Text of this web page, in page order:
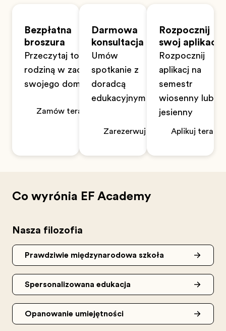
Bezpłatna
broszura
Przeczytaj to z
rodziną w zaciszu
swojego domu
Zamów teraz
Darmowa
konsultacja
Umów
spotkanie z
doradcą
edukacyjnym
Zarezerwuj teraz
Rozpocznij
swoją aplikację
Rozpocznij
aplikację na
semestr
wiosenny lub
jesienny
Aplikuj teraz
Co wyróżnia EF Academy
Nasza filozofia
Prawdziwie międzynarodowa szkoła
Spersonalizowana edukacja
Opanowanie umiejętności